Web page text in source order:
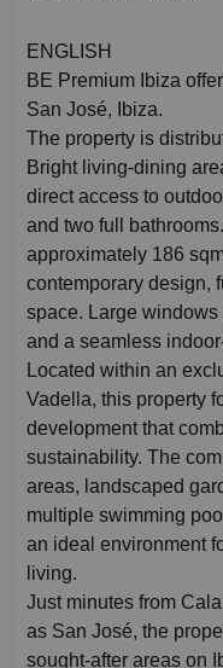
ENGLISH
BE Premium Ibiza
San José, Ibiza.
The property is
Bright living-dining
direct access to
and two full
approximately 186
contemporary design,
space. Large
and a seamless
Located within an
Vadella, this property
development that
sustainability. The
areas, landscaped
multiple swimming
an ideal environment
living.
Just minutes from
as San José, the
sought-after areas on